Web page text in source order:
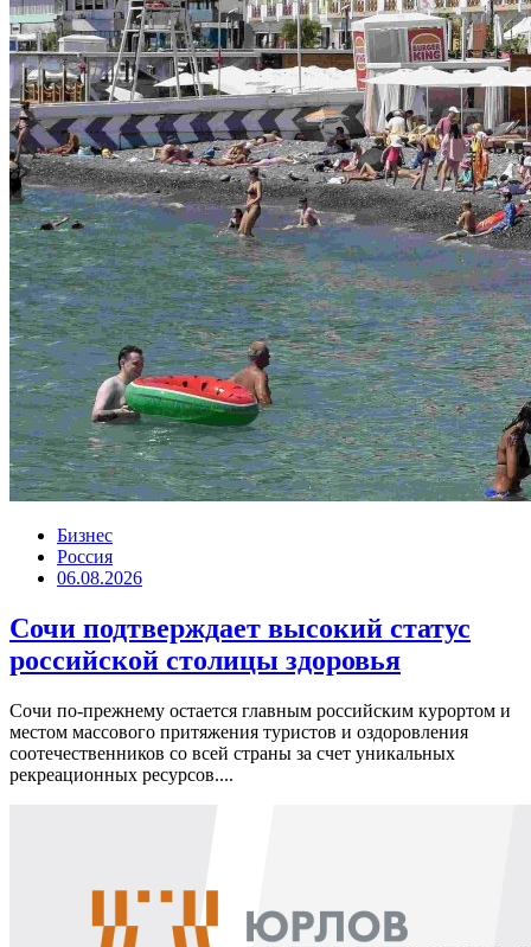
Бизнес
Россия
06.08.2026
Сочи подтверждает высокий статус
российской столицы здоровья
Сочи по-прежнему остается главным российским курортом и
местом массового притяжения туристов и оздоровления
соотечественников со всей страны за счет уникальных
рекреационных ресурсов....